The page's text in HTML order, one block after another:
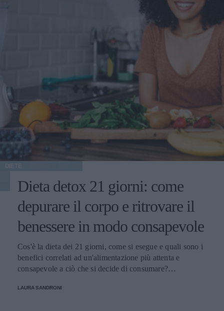
Dieta detox 21 giorni: come
depurare il corpo e ritrovare il
benessere in modo consapevole
Cos'è la dieta dei 21 giorni, come si esegue e quali sono i
benefici correlati ad un'alimentazione più attenta e
consapevole a ciò che si decide di consumare?
LAURA SANDRONI